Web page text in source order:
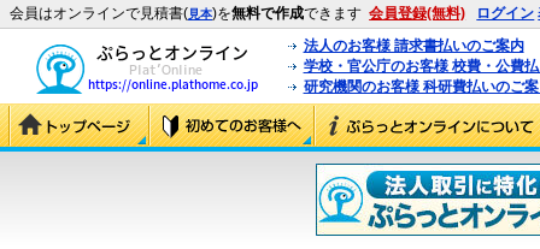
会員はオンラインで見積書(見本)を無料で作成できます 会員登録(無料) ログイン
法人のお客様 請求書払いのご案内
学校・官公庁のお客様 校費・公費
研究機関のお客様 科研費払いのご